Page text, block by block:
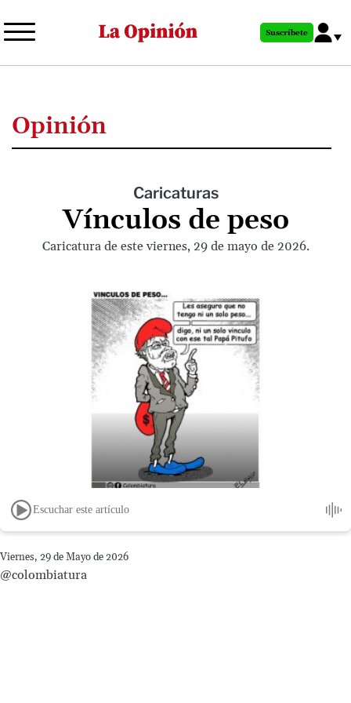
al
principal
Suscríbete
Opinión
Caricaturas
Vínculos de peso
Caricatura de este viernes, 29 de mayo de 2026.
Escuchar este artículo
Viernes, 29 de Mayo de 2026
@colombiatura